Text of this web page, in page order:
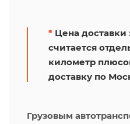
* Цена
считается
километр
доставку по
Грузовым